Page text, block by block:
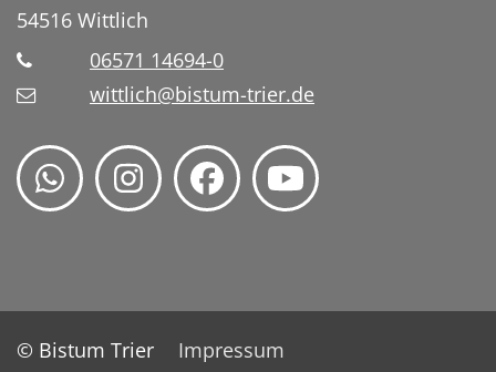
54516 Wittlich
06571 14694-0
wittlich@bistum-trier.de
© Bistum Trier
Impressum